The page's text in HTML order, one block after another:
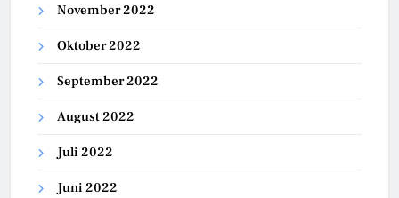
November 2022
Oktober 2022
September 2022
August 2022
Juli 2022
Juni 2022